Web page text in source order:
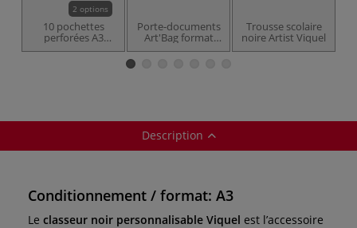
2 options
10 pochettes
perforées A3
portrait Viquel
Porte-documents
Art'Bag format
raisin Viquel
Trousse scolaire
noire Artist Viquel
Description
Conditionnement / format: A3
Le classeur noir personnalisable Viquel est l’accessoire